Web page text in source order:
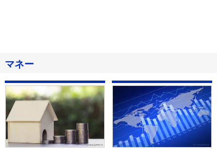
マネー